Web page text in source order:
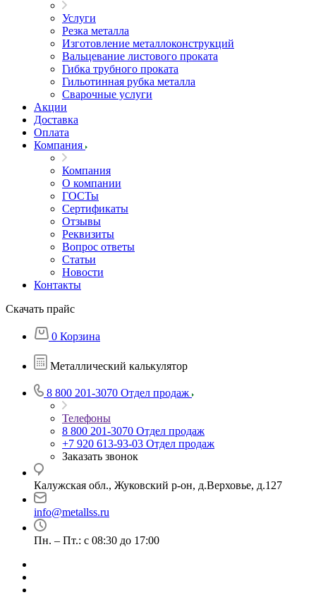
Услуги
Резка металла
Изготовление металлоконструкций
Вальцевание листового проката
Гибка трубного проката
Гильотинная рубка металла
Сварочные услуги
Акции
Доставка
Оплата
Компания
Компания
О компании
ГОСТы
Сертификаты
Отзывы
Реквизиты
Вопрос ответы
Статьи
Новости
Контакты
Скачать прайс
0 Корзина
Металлический калькулятор
8 800 201-3070 Отдел продаж
Телефоны
8 800 201-3070 Отдел продаж
+7 920 613-93-03 Отдел продаж
Заказать звонок
Калужская обл., Жуковский р-он, д.Верховье, д.127
info@metallss.ru
Пн. – Пт.: с 08:30 до 17:00